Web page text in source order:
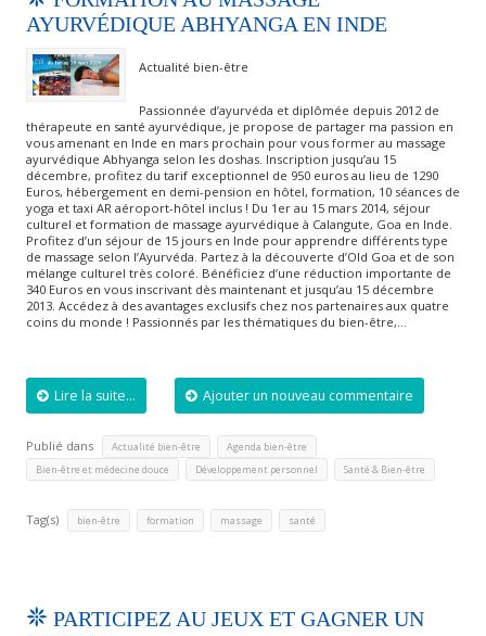
AYURVÉDIQUE ABHYANGA EN INDE
Actualité bien-être
Passionnée d’ayurvéda et diplômée depuis 2012 de
thérapeute en santé ayurvédique, je propose de partager ma passion en
vous amenant en Inde en mars prochain pour vous former au massage
ayurvédique Abhyanga selon les doshas. Inscription jusqu’au 15
décembre, profitez du tarif exceptionnel de 950 euros au lieu de 1290
Euros, hébergement en demi-pension en hôtel, formation, 10 séances de
yoga et taxi AR aéroport-hôtel inclus ! Du 1er au 15 mars 2014, séjour
culturel et formation de massage ayurvédique à Calangute, Goa en Inde.
Profitez d’un séjour de 15 jours en Inde pour apprendre différents type
de massage selon l’Ayurvéda. Partez à la découverte d’Old Goa et de son
mélange culturel très coloré. Bénéficiez d’une réduction importante de
340 Euros en vous inscrivant dès maintenant et jusqu’au 15 décembre
2013. Accédez à des avantages exclusifs chez nos partenaires aux quatre
coins du monde ! Passionnés par les thématiques du bien-être,…
Lire la suite... Ajouter un nouveau commentaire
Publié dans Actualité bien-être Agenda bien-être
Bien-être et médecine douce Développement personnel Santé & Bien-être
Tag(s) bien-être formation massage santé
PARTICIPEZ AU JEUX ET GAGNER UN